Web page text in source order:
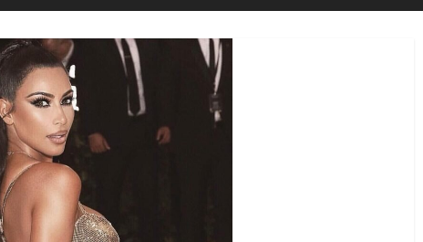
травму после
«Мальме»